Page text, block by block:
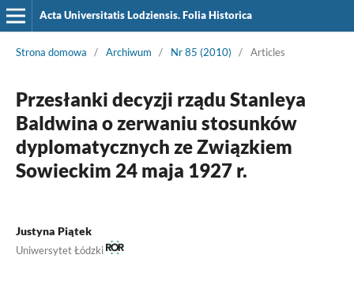
Acta Universitatis Lodziensis. Folia Historica
Strona domowa / Archiwum / Nr 85 (2010) / Articles
Przesłanki decyzji rządu Stanleya
Baldwina o zerwaniu stosunków
dyplomatycznych ze Związkiem
Sowieckim 24 maja 1927 r.
Justyna Piątek
Uniwersytet Łódzki